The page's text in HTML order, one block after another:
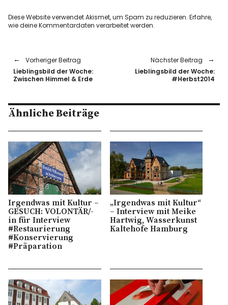
Diese Website verwendet Akismet, um Spam zu reduzieren.Erfahre,
wie deine Kommentardaten verarbeitet werden.
Vorheriger Beitrag
Lieblingsbild der Woche:
Zwischen Himmel & Erde
Nächster Beitrag
Lieblingsbild der Woche:
#Herbst2014
Ähnliche Beiträge
Irgendwas mit Kultur –
GESUCH: VOLONTÄR/-
in für Interview
#Restaurierung
#Konservierung
#Präparation
„Irgendwas mit Kultur“
– Interview mit Meike
Hartwig, Wasserkunst
Kaltehofe Hamburg